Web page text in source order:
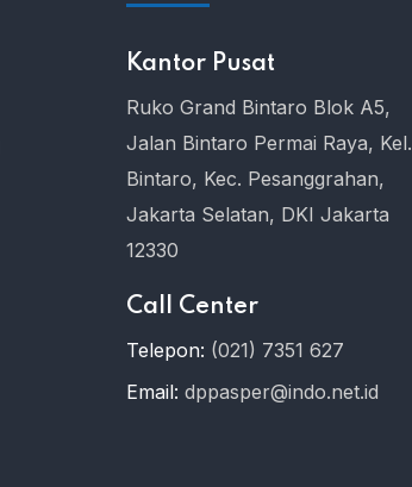
Kantor Pusat
Ruko Grand Bintaro Blok A5,
Jalan Bintaro Permai Raya, Kel.
Bintaro, Kec. Pesanggrahan,
Jakarta Selatan, DKI Jakarta
12330
Call Center
Telepon: (021) 7351 627
Email: dppasper@indo.net.id